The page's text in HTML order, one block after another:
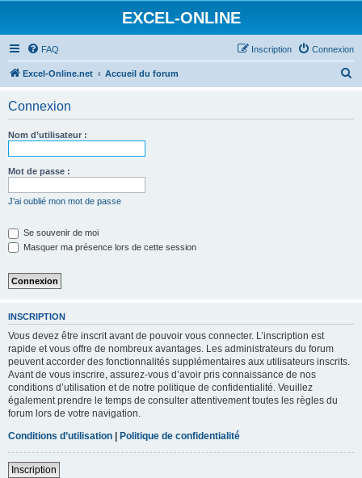
EXCEL-ONLINE
FAQ Connexion
Inscription
Excel-Online.net Accueil du forum
Connexion
Nom d’utilisateur :
Mot de passe :
J’ai oublié mon mot de passe
Se souvenir de moi
Masquer ma présence lors de cette session
INSCRIPTION
Vous devez être inscrit avant de pouvoir vous connecter. L’inscription est
rapide et vous offre de nombreux avantages. Les administrateurs du forum
peuvent accorder des fonctionnalités supplémentaires aux utilisateurs inscrits.
Avant de vous inscrire, assurez-vous d’avoir pris connaissance de nos
conditions d’utilisation et de notre politique de confidentialité. Veuillez
également prendre le temps de consulter attentivement toutes les règles du
forum lors de votre navigation.
Conditions d’utilisation | Politique de confidentialité
Inscription